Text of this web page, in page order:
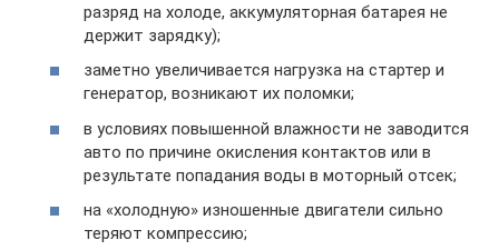
разряд на холоде, аккумуляторная батарея не
держит зарядку);
заметно увеличивается нагрузка на стартер и
генератор, возникают их поломки;
в условиях повышенной влажности не заводится
авто по причине окисления контактов или в
результате попадания воды в моторный отсек;
на «холодную» изношенные двигатели сильно
теряют компрессию;